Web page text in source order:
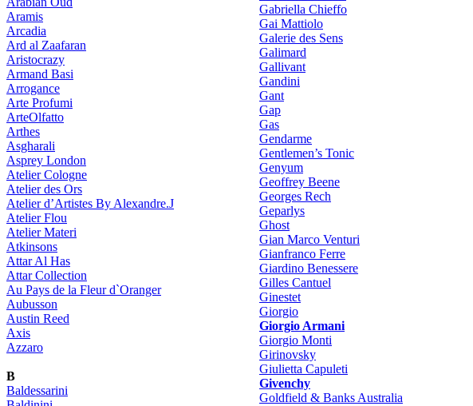
Aramis
Arcadia
Ard al Zaafaran
Aristocrazy
Armand Basi
Arrogance
Arte Profumi
ArteOlfatto
Arthes
Asgharali
Asprey London
Atelier Cologne
Atelier des Ors
Atelier d’Artistes By Alexandre.J
Atelier Flou
Atelier Materi
Atkinsons
Attar Al Has
Attar Collection
Au Pays de la Fleur d`Oranger
Aubusson
Austin Reed
Axis
Azzaro
B
Baldessarini
Gabriella Chieffo
Gai Mattiolo
Galerie des Sens
Galimard
Gallivant
Gandini
Gant
Gap
Gas
Gendarme
Gentlemen’s Tonic
Genyum
Geoffrey Beene
Georges Rech
Geparlys
Ghost
Gian Marco Venturi
Gianfranco Ferre
Giardino Benessere
Gilles Cantuel
Ginestet
Giorgio
Giorgio Armani
Giorgio Monti
Girinovsky
Giulietta Capuleti
Givenchy
Goldfield & Banks Australia